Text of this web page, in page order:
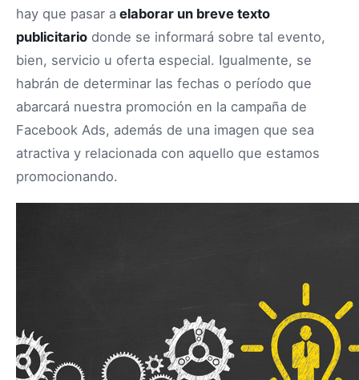
hay que pasar a elaborar un breve texto
publicitario donde se informará sobre tal evento,
bien, servicio u oferta especial. Igualmente, se
habrán de determinar las fechas o período que
abarcará nuestra promoción en la campaña de
Facebook Ads, además de una imagen que sea
atractiva y relacionada con aquello que estamos
promocionando.